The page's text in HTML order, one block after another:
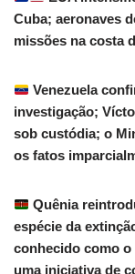
Cuba; aeronaves
missões na costa
Venezuela
investigação;
sob custódia; o
os fatos
Quênia
espécie da
conhecido como o
uma iniciativa de